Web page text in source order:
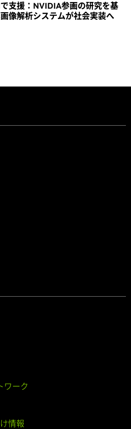
支援：NVIDIA参画の研究を基
像解析システムが社会実装へ
ワーク
情報